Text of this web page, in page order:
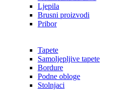
Ljepila
Brusni proizvodi
Pribor
Tapete
Samoljepljive tapete
Bordure
Podne obloge
Stolnjaci